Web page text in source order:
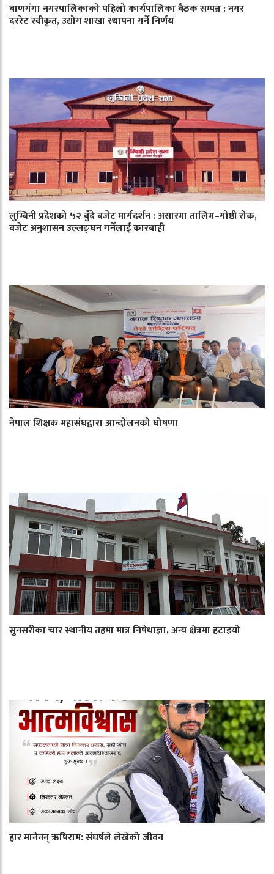
बाणगंगा नगरपालिकाको पहिलो कार्यपालिका बैठक सम्पन्न : नगर
दररेट स्वीकृत, उद्योग शाखा स्थापना गर्ने निर्णय
लुम्बिनी प्रदेशको ५२ बुँदे बजेट मार्गदर्शन : असारमा तालिम–गोष्ठी रोक,
बजेट अनुशासन उल्लङ्घन गर्नेलाई कारबाही
नेपाल शिक्षक महासंघद्वारा आन्दोलनको घोषणा
सुनसरीका चार स्थानीय तहमा मात्र निषेधाज्ञा, अन्य क्षेत्रमा हटाइयो
हार मानेनन् ऋषिराम: संघर्षले लेखेको जीवन